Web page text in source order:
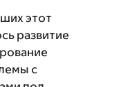
этот
развитие
с